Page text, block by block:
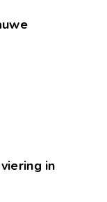
in